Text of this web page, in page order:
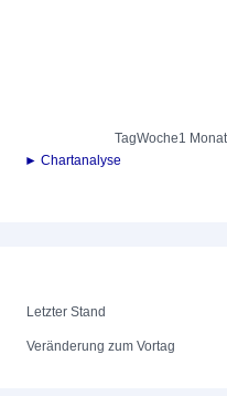
TagWoche1 Monat
► Chartanalyse
Letzter Stand
Veränderung zum Vortag